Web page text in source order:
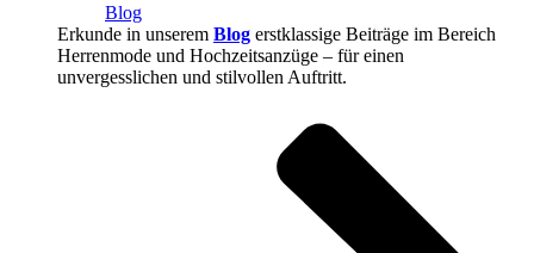
Blog
Erkunde in unserem Blog erstklassige Beiträge im Bereich
Herrenmode und Hochzeitsanzüge – für einen
unvergesslichen und stilvollen Auftritt.